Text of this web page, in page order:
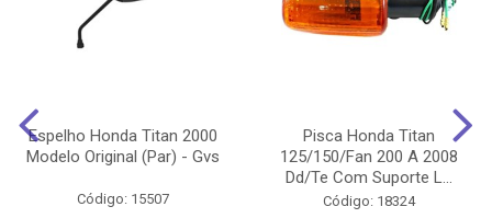
Espelho Honda Titan 2000
Modelo Original (Par) - Gvs
Código: 15507
Pisca Honda Titan
125/150/Fan 200 A 2008
Dd/Te Com Suporte L...
Código: 18324